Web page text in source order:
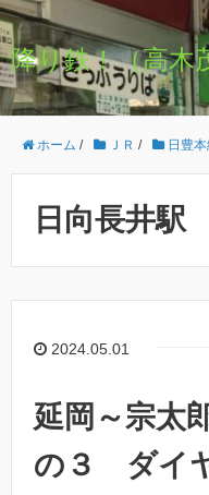
降り鉄！（高木
ホーム / ＪＲ / 日豊本
日向長井駅
2024.05.01
延岡～宗太
の３ ダイ